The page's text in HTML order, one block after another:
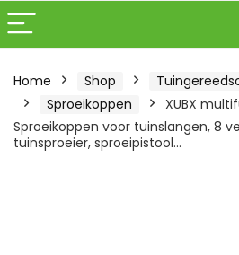
Home Shop
Sproeikoppen
XUBX
Sproeikoppen voor tuinslangen, 8
tuinsproeier, sproeipistool…